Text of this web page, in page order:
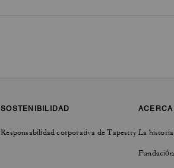
SOSTENIBILIDAD
Responsabilidad corporativa de TapestryLa